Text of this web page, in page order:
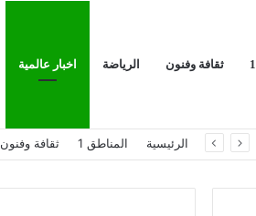
ثقافة وفنون الرياضة اخبار عالمية
الرئيسية المناطق 1 ثقافة وفنون